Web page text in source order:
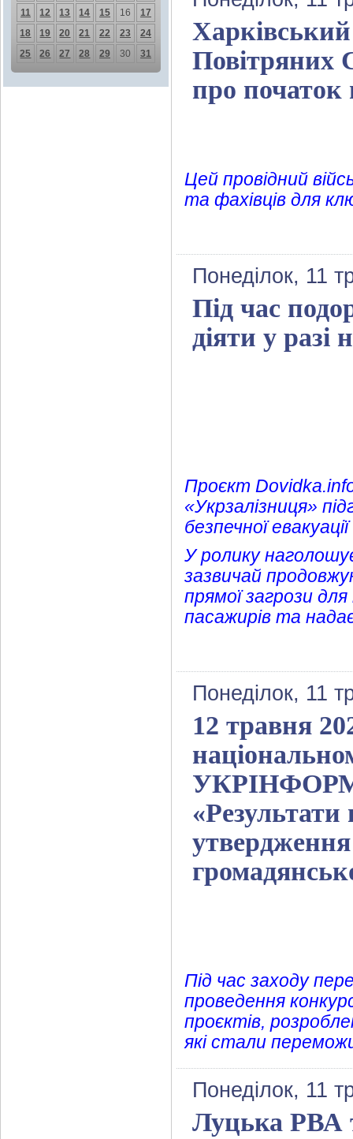
11
12 13 14 15 16
17
18
19 20 21 22 23
24
25
26 27 28 29 30 31
Повітряних
про початок
Цей провідний
та фахівців для
Понеділок, 11
Під час
діяти у разі
Проєкт
«Укрзалізниця»
безпечної
У ролику
зазвичай
прямої загрози
пасажирів та надає
Понеділок, 11
12 травня
УКРІНФОРМ
«Результати
утвердження
Під час заходу
проведення
проєктів,
які стали
Понеділок, 11
Луцька РВА